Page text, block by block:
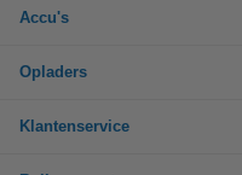
Accu's
Opladers
Klantenservice